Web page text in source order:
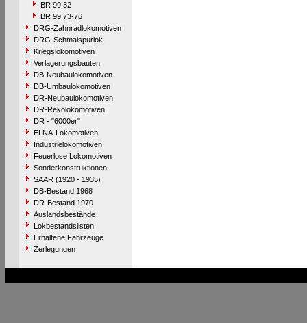
BR 99.32
BR 99.73-76
DRG-Zahnradlokomotiven
DRG-Schmalspurlok.
Kriegslokomotiven
Verlagerungsbauten
DB-Neubaulokomotiven
DB-Umbaulokomotiven
DR-Neubaulokomotiven
DR-Rekolokomotiven
DR - "6000er"
ELNA-Lokomotiven
Industrielokomotiven
Feuerlose Lokomotiven
Sonderkonstruktionen
SAAR (1920 - 1935)
DB-Bestand 1968
DR-Bestand 1970
Auslandsbestände
Lokbestandslisten
Erhaltene Fahrzeuge
Zerlegungen